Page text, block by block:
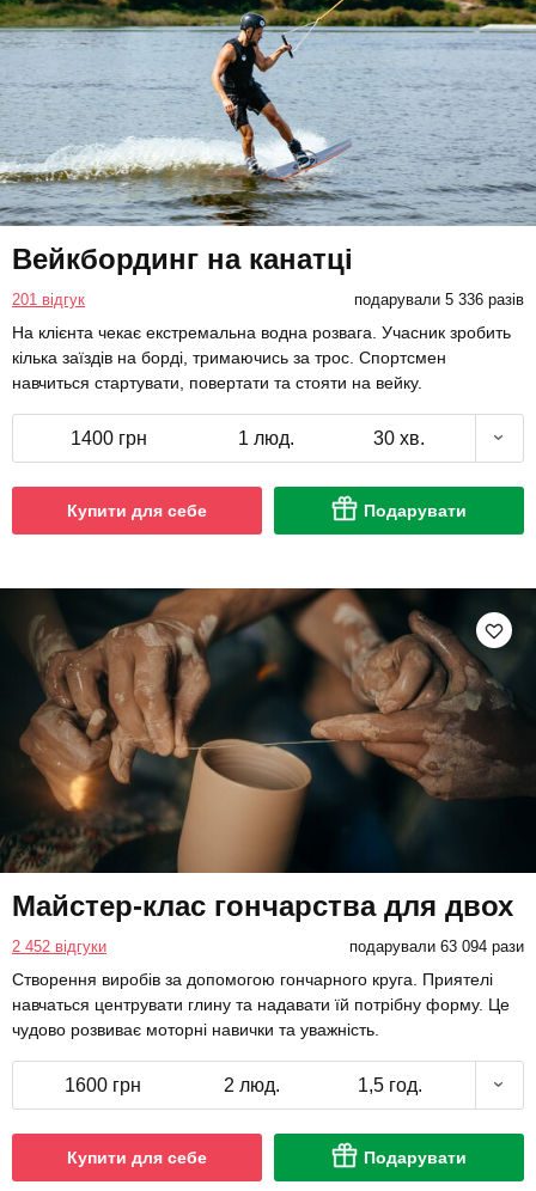
Вейкбординг на канатці
201 відгук подарували 5 336 разів
На клієнта чекає екстремальна водна розвага. Учасник зробить
кілька заїздів на борді, тримаючись за трос. Спортсмен
навчиться стартувати, повертати та стояти на вейку.
1400 грн 1 люд. 30 хв.
Купити для себе Подарувати
Майстер-клас гончарства для двох
2 452 відгуки подарували 63 094 рази
Створення виробів за допомогою гончарного круга. Приятелі
навчаться центрувати глину та надавати їй потрібну форму. Це
чудово розвиває моторні навички та уважність.
1600 грн 2 люд. 1,5 год.
Купити для себе Подарувати